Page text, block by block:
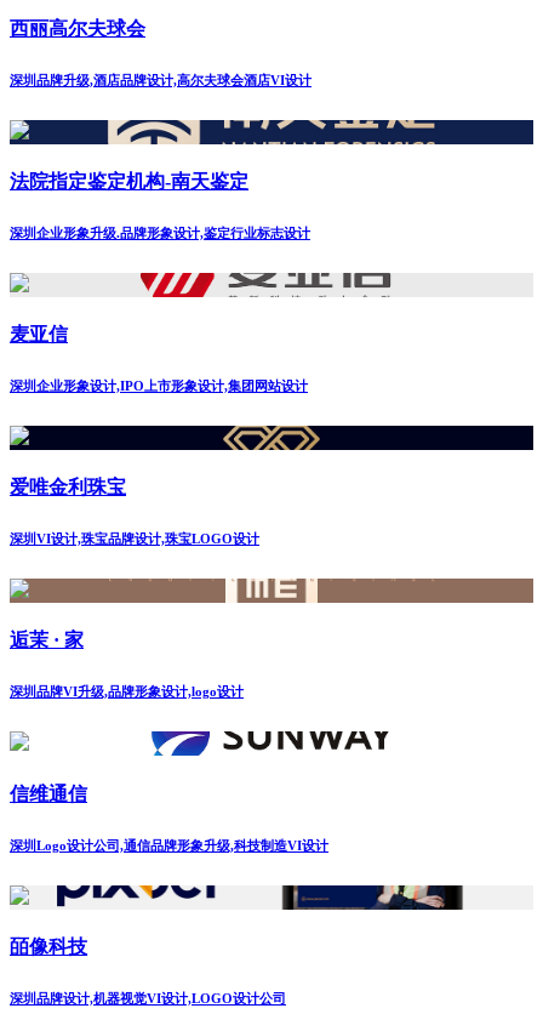
西丽高尔夫球会
深圳品牌升级,酒店品牌设计,高尔夫球会酒店VI设计
法院指定鉴定机构-南天鉴定
深圳企业形象升级.品牌形象设计,鉴定行业标志设计
麦亚信
深圳企业形象设计,IPO上市形象设计,集团网站设计
爱唯金利珠宝
深圳VI设计,珠宝品牌设计,珠宝LOGO设计
逅茉 · 家
深圳品牌VI升级,品牌形象设计,logo设计
信维通信
深圳Logo设计公司,通信品牌形象升级,科技制造VI设计
皕像科技
深圳品牌设计,机器视觉VI设计,LOGO设计公司